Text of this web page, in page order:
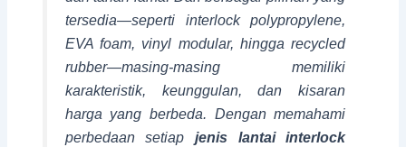
tersedia—seperti interlock polypropylene,
EVA foam, vinyl modular, hingga recycled
rubber—masing-masing memiliki
karakteristik, keunggulan, dan kisaran
harga yang berbeda. Dengan memahami
perbedaan setiap jenis lantai interlock